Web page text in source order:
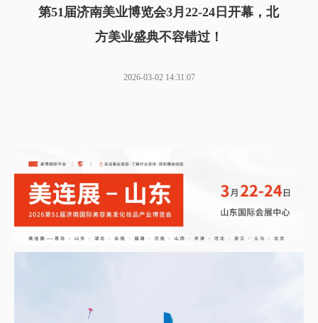
第51届济南美业博览会3月22-24日开幕，北
方美业盛典不容错过！
2026-03-02 14:31:07